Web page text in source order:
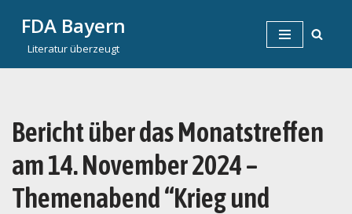
Zum
FDA Bayern
Literatur überzeugt
Bericht über das Monatstreffen
am 14. November 2024 –
Themenabend “Krieg und